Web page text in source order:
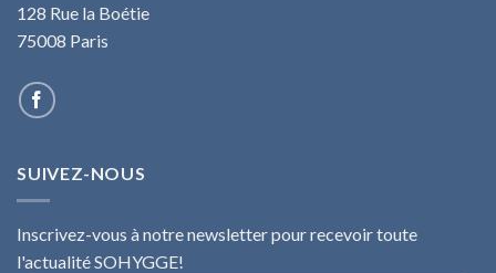
128 Rue la Boétie
75008 Paris
SUIVEZ-NOUS
Inscrivez-vous à notre newsletter pour recevoir toute
l'actualité SOHYGGE!